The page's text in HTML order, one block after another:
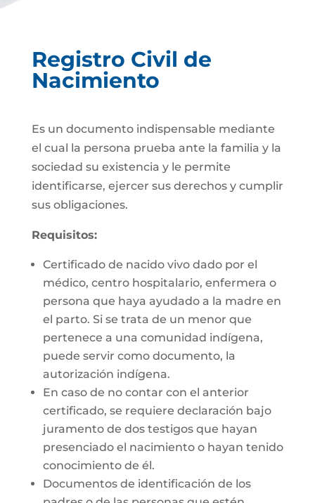
Registro Civil de
Nacimiento
Es un documento indispensable mediante
el cual la persona prueba ante la familia y la
sociedad su existencia y le permite
identificarse, ejercer sus derechos y cumplir
sus obligaciones.
Requisitos:
Certificado de nacido vivo dado por el
médico, centro hospitalario, enfermera o
persona que haya ayudado a la madre en
el parto. Si se trata de un menor que
pertenece a una comunidad indígena,
puede servir como documento, la
autorización indígena.
En caso de no contar con el anterior
certificado, se requiere declaración bajo
juramento de dos testigos que hayan
presenciado el nacimiento o hayan tenido
conocimiento de él.
Documentos de identificación de los